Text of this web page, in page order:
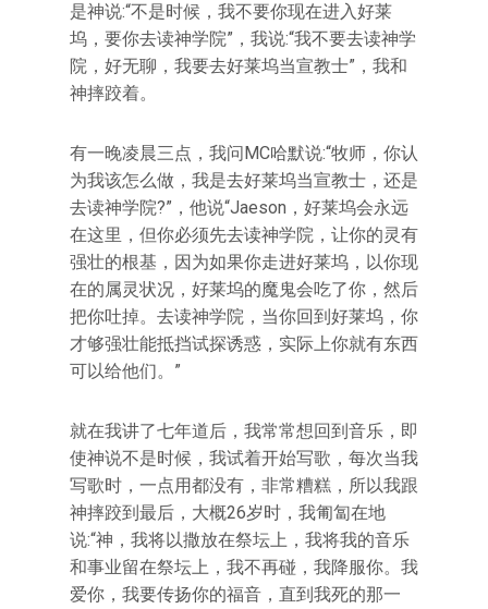
是神说:“不是时候，我不要你现在进入好莱
坞，要你去读神学院”，我说:“我不要去读神学
院，好无聊，我要去好莱坞当宣教士”，我和
神摔跤着。
有一晚凌晨三点，我问MC哈默说:“牧师，你认
为我该怎么做，我是去好莱坞当宣教士，还是
去读神学院?”，他说“Jaeson，好莱坞会永远
在这里，但你必须先去读神学院，让你的灵有
强壮的根基，因为如果你走进好莱坞，以你现
在的属灵状况，好莱坞的魔鬼会吃了你，然后
把你吐掉。去读神学院，当你回到好莱坞，你
才够强壮能抵挡试探诱惑，实际上你就有东西
可以给他们。”
就在我讲了七年道后，我常常想回到音乐，即
使神说不是时候，我试着开始写歌，每次当我
写歌时，一点用都没有，非常糟糕，所以我跟
神摔跤到最后，大概26岁时，我匍匐在地
说:“神，我将以撒放在祭坛上，我将我的音乐
和事业留在祭坛上，我不再碰，我降服你。我
爱你，我要传扬你的福音，直到我死的那一